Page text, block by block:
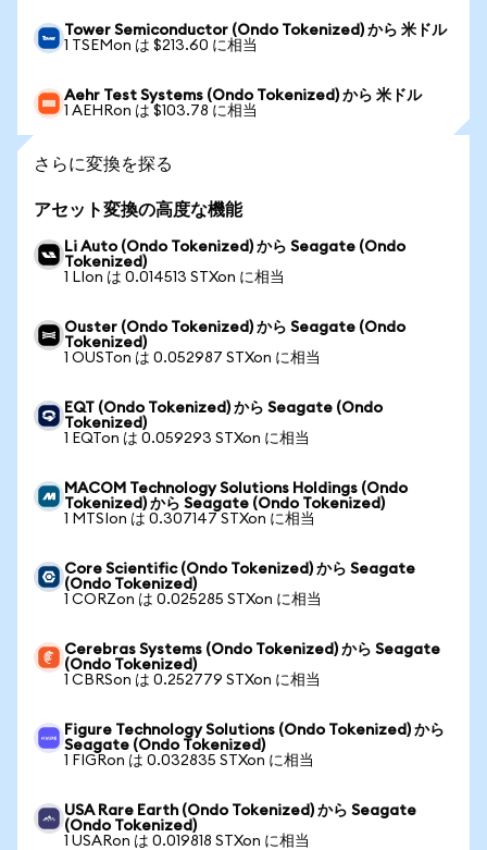
Tower Semiconductor (Ondo Tokenized) から 米ドル
1 TSEMon は $213.60 に相当
Aehr Test Systems (Ondo Tokenized) から 米ドル
1 AEHRon は $103.78 に相当
さらに変換を探る
アセット変換の高度な機能
Li Auto (Ondo Tokenized) から Seagate (Ondo
Tokenized)
1 LIon は 0.014513 STXon に相当
Ouster (Ondo Tokenized) から Seagate (Ondo
Tokenized)
1 OUSTon は 0.052987 STXon に相当
EQT (Ondo Tokenized) から Seagate (Ondo
Tokenized)
1 EQTon は 0.059293 STXon に相当
MACOM Technology Solutions Holdings (Ondo
Tokenized) から Seagate (Ondo Tokenized)
1 MTSIon は 0.307147 STXon に相当
Core Scientific (Ondo Tokenized) から Seagate
(Ondo Tokenized)
1 CORZon は 0.025285 STXon に相当
Cerebras Systems (Ondo Tokenized) から Seagate
(Ondo Tokenized)
1 CBRSon は 0.252779 STXon に相当
Figure Technology Solutions (Ondo Tokenized) から
Seagate (Ondo Tokenized)
1 FIGRon は 0.032835 STXon に相当
USA Rare Earth (Ondo Tokenized) から Seagate
(Ondo Tokenized)
1 USARon は 0.019818 STXon に相当